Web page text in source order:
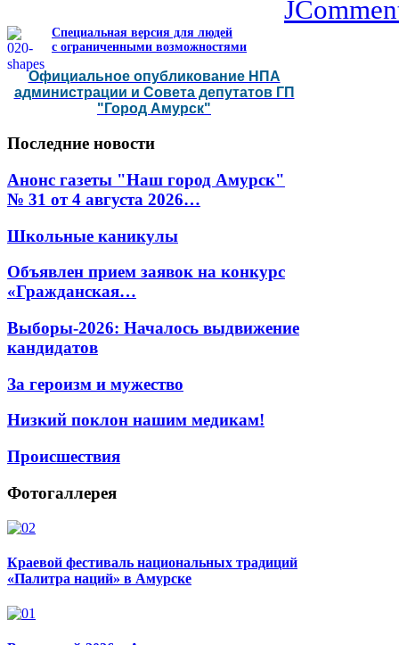
Специальная версия для людей
с ограниченными возможностями
Официальное опубликование НПА
администрации и Совета депутатов ГП
"Город Амурск"
Последние новости
Анонс газеты "Наш город Амурск"
№ 31 от 4 августа 2026…
Школьные каникулы
Объявлен прием заявок на конкурс
«Гражданская…
Выборы-2026: Началось выдвижение
кандидатов
За героизм и мужество
Низкий поклон нашим медикам!
Происшествия
Фотогаллерея
Краевой фестиваль национальных традиций
«Палитра наций» в Амурске